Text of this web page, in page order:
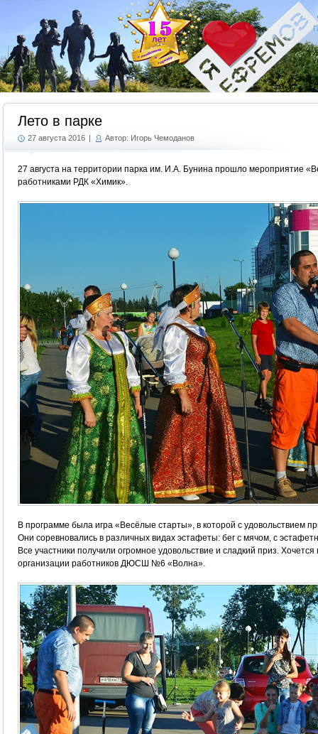
Лето в парке
27 августа 2016 | Автор: Игорь Чемоданов
27 августа на территории парка им. И.А. Бунина прошло мероприятие
работниками РДК «Химик».
В программе была игра «Весёлые старты», в которой с удовольствием
Они соревновались в различных видах эстафеты: бег с мячом, с
Все участники получили огромное удовольствие и сладкий приз.
организации работников ДЮСШ №6 «Волна».